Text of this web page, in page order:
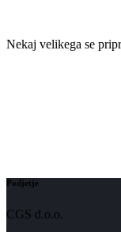
Nekaj ​​velikega se
Podjetje
CGS d.o.o.